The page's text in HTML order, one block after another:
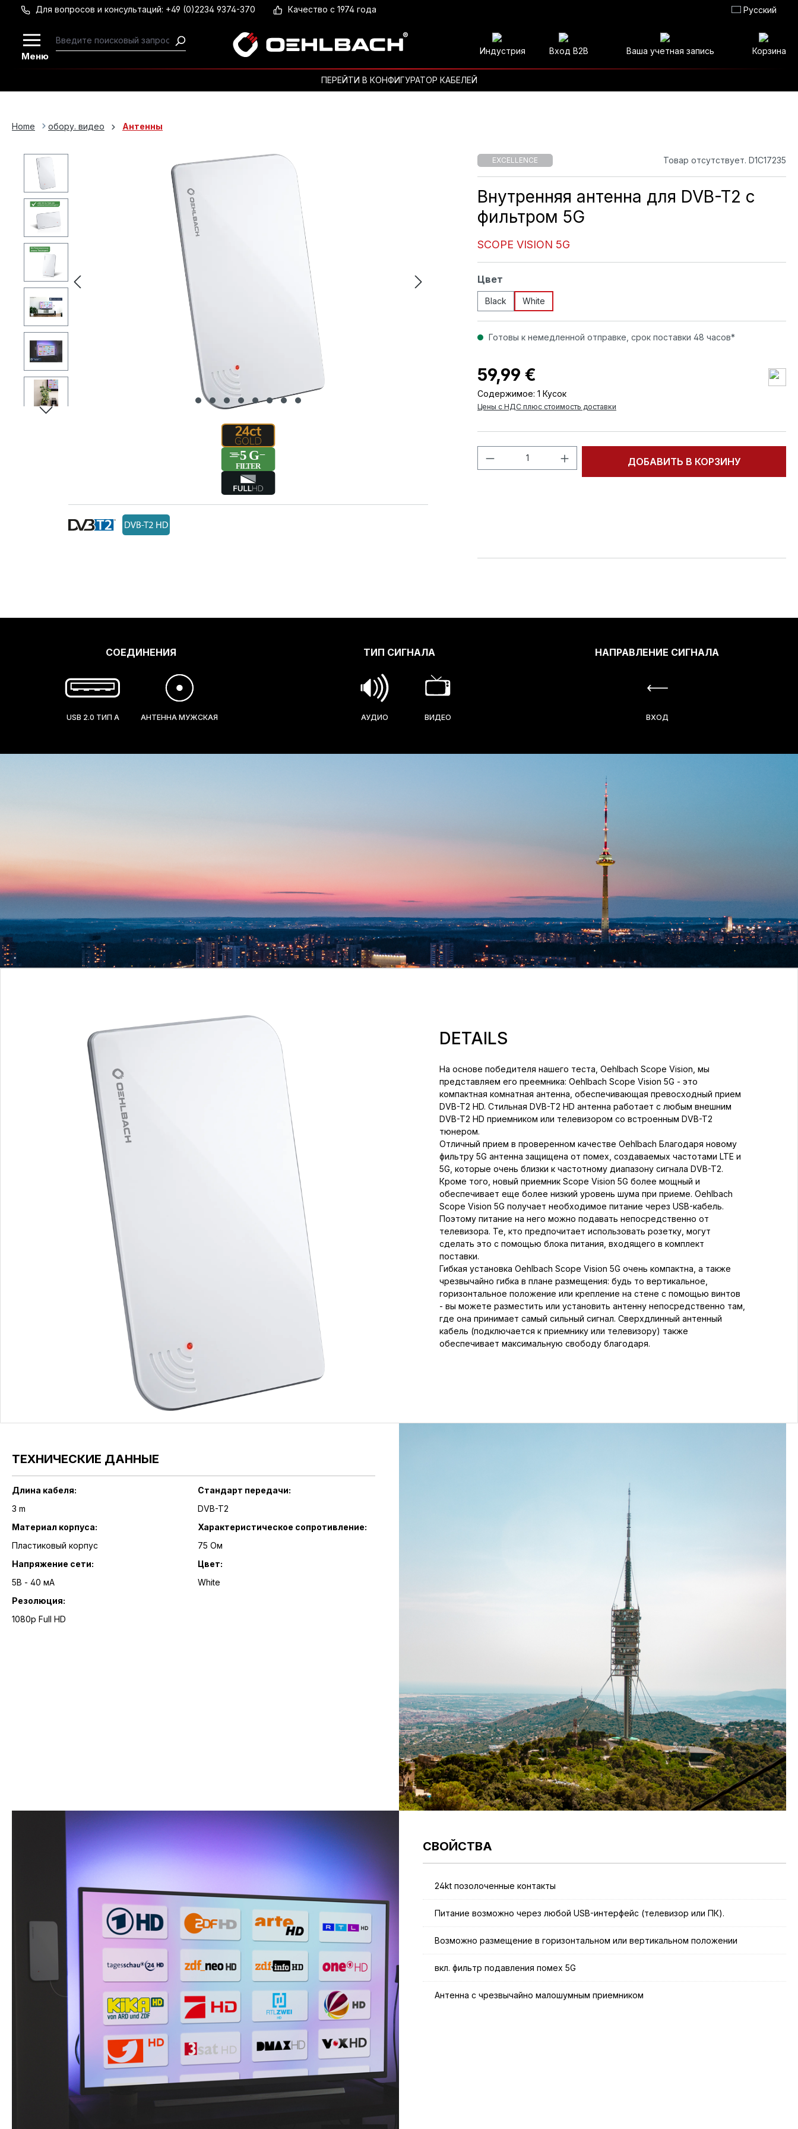
Перейти к основному содержанию
Для вопросов и консультаций: +49 (0)2234 9374-370 Качество с 1974 года Русский
Меню Индустрия Вход B2B Ваша учетная запись Корзина
ПЕРЕЙТИ В КОНФИГУРАТОР КАБЕЛЕЙ
Home обору. видео Антенны
EXCELLENCE Товар отсутствует. D1C17235
Внутренняя антенна для DVB-T2 с
фильтром 5G
SCOPE VISION 5G
Выберите
Цвет
Black White
Готовы к немедленной отправке, срок поставки 48 часов*
59,99 €
Содержимое: 1 Кусок
Цены с НДС плюс стоимость доставки
Количество продукта: введите желаемое
ДОБАВИТЬ В КОРЗИНУ
СОЕДИНЕНИЯ
USB 2.0 ТИП A АНТЕННА МУЖСКАЯ
ТИП СИГНАЛА
АУДИО ВИДЕО
НАПРАВЛЕНИЕ СИГНАЛА
ВХОД
DETAILS
На основе победителя нашего теста, Oehlbach Scope Vision, мы
представляем его преемника: Oehlbach Scope Vision 5G - это
компактная комнатная антенна, обеспечивающая превосходный прием
DVB-T2 HD. Стильная DVB-T2 HD антенна работает с любым внешним
DVB-T2 HD приемником или телевизором со встроенным DVB-T2
тюнером.
Отличный прием в проверенном качестве Oehlbach Благодаря новому
фильтру 5G антенна защищена от помех, создаваемых частотами LTE и
5G, которые очень близки к частотному диапазону сигнала DVB-T2.
Кроме того, новый приемник Scope Vision 5G более мощный и
обеспечивает еще более низкий уровень шума при приеме. Oehlbach
Scope Vision 5G получает необходимое питание через USB-кабель.
Поэтому питание на него можно подавать непосредственно от
телевизора. Те, кто предпочитает использовать розетку, могут
сделать это с помощью блока питания, входящего в комплект
поставки.
Гибкая установка Oehlbach Scope Vision 5G очень компактна, а также
чрезвычайно гибка в плане размещения: будь то вертикальное,
горизонтальное положение или крепление на стене с помощью винтов
- вы можете разместить или установить антенну непосредственно там,
где она принимает самый сильный сигнал. Сверхдлинный антенный
кабель (подключается к приемнику или телевизору) также
обеспечивает максимальную свободу благодаря.
ТЕХНИЧЕСКИЕ ДАННЫЕ
Длина кабеля:
3 m
Материал корпуса:
Пластиковый корпус
Напряжение сети:
5В - 40 мА
Резолюция:
1080p Full HD
Стандарт передачи:
DVB-T2
Характеристическое сопротивление:
75 Ом
Цвет:
White
СВОЙСТВА
24kt позолоченные контакты
Питание возможно через любой USB-интерфейс (телевизор или ПК).
Возможно размещение в горизонтальном или вертикальном положении
вкл. фильтр подавления помех 5G
Антенна с чрезвычайно малошумным приемником